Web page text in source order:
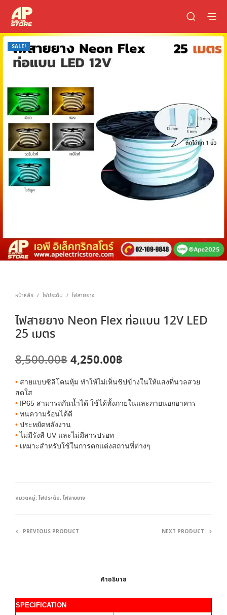
SALE!
หน้าหลัก / ไฟประดับ / ไฟสายยาง
ไฟสายยาง Neon Flex ท่อแบน 12V LED
25 เมตร
8,500.00฿Original
price
8,500.00฿.
4,250.00฿
price
4,250.00฿.
• สายแบบซิลิโคนหุ้ม ทำให้ไม่เห็นชิปข้างในให้แสงที่นวลสวย
สดใส
• IP65 สามารถกันน้ำได้ ใช้ได้ทั้งภายในและภายนอกอาคาร
• ทนความร้อนได้ดี
• ประหยัดพลังงาน
•ไม่มีรังสี UV และไม่มีสารปรอท
• เหมาะสำหรับใช้ในการตกแต่งสถานที่ต่างๆ
หมวดหมู่:ไฟประดับ, ไฟสายยาง
PREVIOUS PRODUCT NEXT PRODUCT
คำอธิบาย
SPECIFICATION